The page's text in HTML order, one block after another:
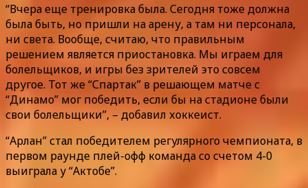
“Вчера еще тренировка была. Сегодня тоже должна
была быть, но пришли на арену, а там ни персонала,
ни света. Вообще, считаю, что правильным
решением является приостановка. Мы играем для
болельщиков, и игры без зрителей это совсем
другое. Тот же “Спартак” в решающем матче с
“Динамо” мог победить, если бы на стадионе были
свои болельщики”, – добавил хоккеист.
“Арлан” стал победителем регулярного чемпионата, в
первом раунде плей-офф команда со счетом 4-0
выиграла у “Актобе”.